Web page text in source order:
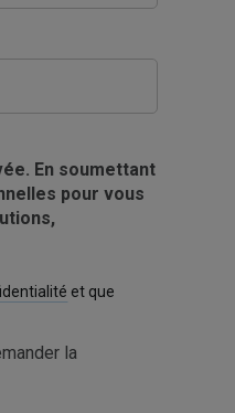
En soumettant
pour vous
et que
la